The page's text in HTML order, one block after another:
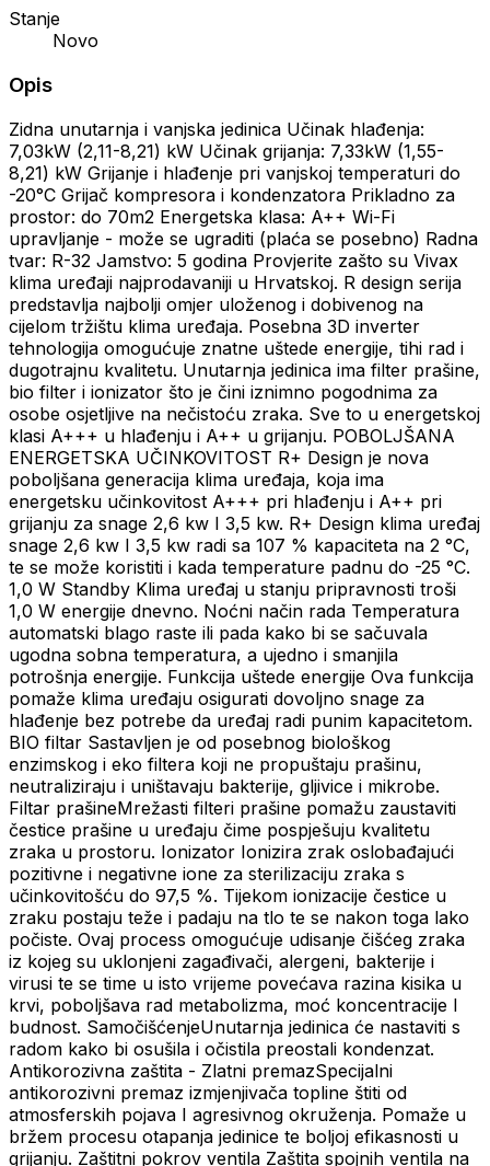
Stanje
Novo
Opis
Zidna unutarnja i vanjska jedinica Učinak hlađenja:
7,03kW (2,11-8,21) kW Učinak grijanja: 7,33kW (1,55-
8,21) kW Grijanje i hlađenje pri vanjskoj temperaturi do
-20°C Grijač kompresora i kondenzatora Prikladno za
prostor: do 70m2 Energetska klasa: A++ Wi-Fi
upravljanje - može se ugraditi (plaća se posebno) Radna
tvar: R-32 Jamstvo: 5 godina Provjerite zašto su Vivax
klima uređaji najprodavaniji u Hrvatskoj. R design serija
predstavlja najbolji omjer uloženog i dobivenog na
cijelom tržištu klima uređaja. Posebna 3D inverter
tehnologija omogućuje znatne uštede energije, tihi rad i
dugotrajnu kvalitetu. Unutarnja jedinica ima filter prašine,
bio filter i ionizator što je čini iznimno pogodnima za
osobe osjetljive na nečistoću zraka. Sve to u energetskoj
klasi A+++ u hlađenju i A++ u grijanju. POBOLJŠANA
ENERGETSKA UČINKOVITOST R+ Design je nova
poboljšana generacija klima uređaja, koja ima
energetsku učinkovitost A+++ pri hlađenju i A++ pri
grijanju za snage 2,6 kw I 3,5 kw. R+ Design klima uređaj
snage 2,6 kw I 3,5 kw radi sa 107 % kapaciteta na 2 °C,
te se može koristiti i kada temperature padnu do -25 °C.
1,0 W Standby Klima uređaj u stanju pripravnosti troši
1,0 W energije dnevno. Noćni način rada Temperatura
automatski blago raste ili pada kako bi se sačuvala
ugodna sobna temperatura, a ujedno i smanjila
potrošnja energije. Funkcija uštede energije Ova funkcija
pomaže klima uređaju osigurati dovoljno snage za
hlađenje bez potrebe da uređaj radi punim kapacitetom.
BIO filtar Sastavljen je od posebnog biološkog
enzimskog i eko filtera koji ne propuštaju prašinu,
neutraliziraju i uništavaju bakterije, gljivice i mikrobe.
Filtar prašineMrežasti filteri prašine pomažu zaustaviti
čestice prašine u uređaju čime pospješuju kvalitetu
zraka u prostoru. Ionizator Ionizira zrak oslobađajući
pozitivne i negativne ione za sterilizaciju zraka s
učinkovitošću do 97,5 %. Tijekom ionizacije čestice u
zraku postaju teže i padaju na tlo te se nakon toga lako
počiste. Ovaj process omogućuje udisanje čišćeg zraka
iz kojeg su uklonjeni zagađivači, alergeni, bakterije i
virusi te se time u isto vrijeme povećava razina kisika u
krvi, poboljšava rad metabolizma, moć koncentracije I
budnost. SamočišćenjeUnutarnja jedinica će nastaviti s
radom kako bi osušila i očistila preostali kondenzat.
Antikorozivna zaštita - Zlatni premazSpecijalni
antikorozivni premaz izmjenjivača topline štiti od
atmosferskih pojava I agresivnog okruženja. Pomaže u
bržem procesu otapanja jedinice te boljoj efikasnosti u
grijanju. Zaštitni pokrov ventila Zaštita spojnih ventila na